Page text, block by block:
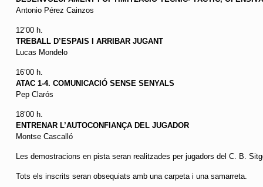
Antonio Pérez Cainzos
12’00 h.
TREBALL D’ESPAIS I ARRIBAR JUGANT
Lucas Mondelo
16’00 h.
ATAC 1-4. COMUNICACIÓ SENSE SENYALS
Pep Clarós
18’00 h.
ENTRENAR L’AUTOCONFIANÇA DEL JUGADOR
Montse Cascalló
Les demostracions en pista seran realitzades per jugadors del C. B.
Tots els inscrits seran obsequiats amb una carpeta i una samarreta.